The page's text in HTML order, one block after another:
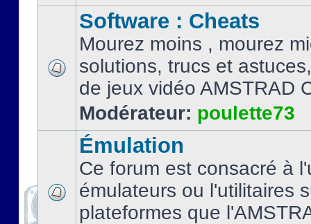
Software : Cheats
Mourez moins , mourez
solutions, trucs et
de jeux vidéo AMSTRAD
Modérateur: poulette73
Émulation
Ce forum est consacré à
émulateurs ou l'utilitaires
plateformes que